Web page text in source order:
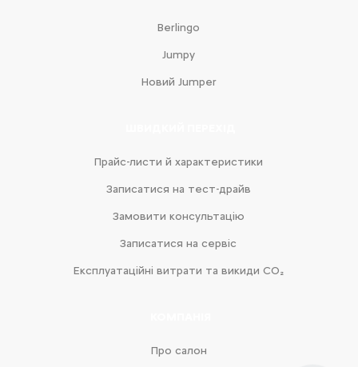
Berlingo
Jumpy
Новий Jumper
Прайс-листи й характеристики
Записатися на тест-драйв
Замовити консультацію
Записатися на сервіс
Експлуатаційні витрати та викиди CO₂
Про салон